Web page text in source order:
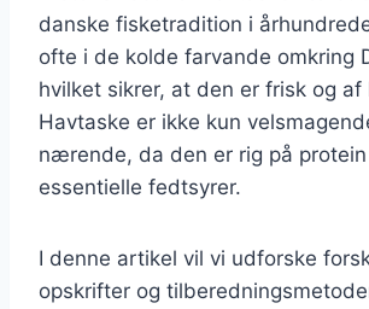
danske fisketradition i
ofte i de kolde farvande omkring
hvilket sikrer, at den er frisk og af
Havtaske er ikke kun
nærende, da den er rig på protein
essentielle fedtsyrer.
I denne artikel vil vi udforske
opskrifter og